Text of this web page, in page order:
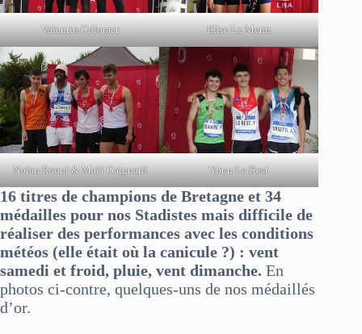
Valentin Colomer Elise Le Menn
Nolan Raoul & Maël Gaignard Youn Le Rest
16 titres de champions de Bretagne et 34
médailles pour nos Stadistes mais difficile de
réaliser des performances avec les conditions
météos (elle était où la canicule ?) : vent
samedi et froid, pluie, vent dimanche. En
photos ci-contre, quelques-uns de nos médaillés
d’or.